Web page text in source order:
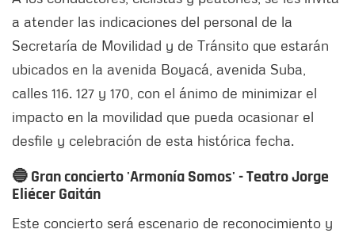
a atender las indicaciones del personal de la
Secretaría de Movilidad y de Tránsito que estarán
ubicados en la avenida Boyacá, avenida Suba,
calles 116. 127 y 170, con el ánimo de minimizar el
impacto en la movilidad que pueda ocasionar el
desfile y celebración de esta histórica fecha.
🔵 Gran concierto 'Armonía Somos' - Teatro Jorge
Eliécer Gaitán
Este concierto será escenario de reconocimiento y